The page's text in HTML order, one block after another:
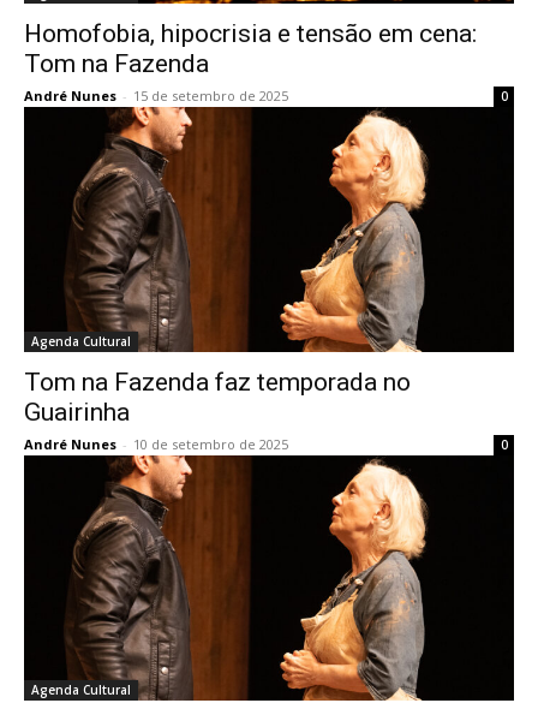
Homofobia, hipocrisia e tensão em cena:
Tom na Fazenda
André Nunes - 15 de setembro de 2025 0
Agenda Cultural
Tom na Fazenda faz temporada no
Guairinha
André Nunes - 10 de setembro de 2025 0
Agenda Cultural